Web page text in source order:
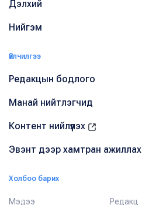
Дэлхий
Нийгэм
Үйлчилгээ
Редакцын бодлого
Манай нийтлэгчид
Контент нийлүүлэх
Эвэнт дээр хамтран ажиллах
Холбоо барих
Мэдээ Редакц